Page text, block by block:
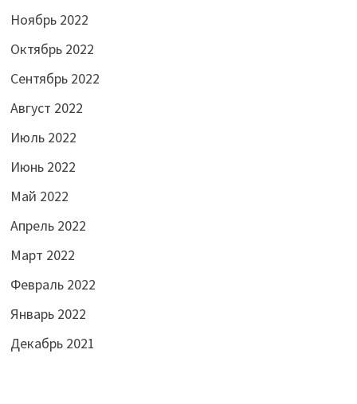
Ноябрь 2022
Октябрь 2022
Сентябрь 2022
Август 2022
Июль 2022
Июнь 2022
Май 2022
Апрель 2022
Март 2022
Февраль 2022
Январь 2022
Декабрь 2021